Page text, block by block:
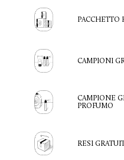
PACCHETTO
CAMPIONI
CAMPIONE
PROFUMO
RESI